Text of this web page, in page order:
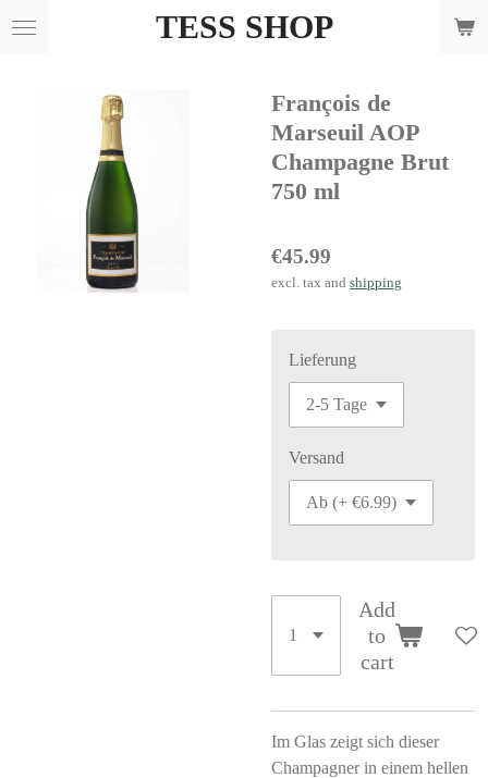
Skip
TESS SHOP
François de
Marseuil AOP
Champagne Brut
750 ml
€45.99
excl. tax and shipping
Lieferung
Versand
Add
to
cart
Im Glas zeigt sich dieser
Champagner in einem hellen